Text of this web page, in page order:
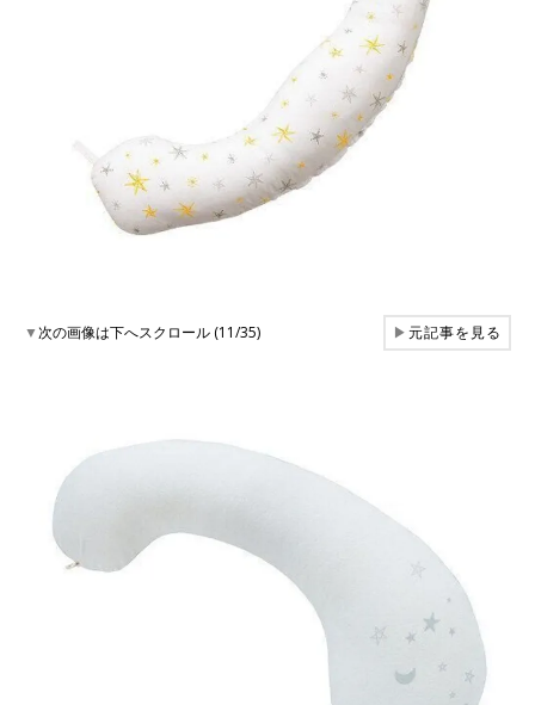
▼次の画像は下へスクロール (11/35) ▶元記事を見る